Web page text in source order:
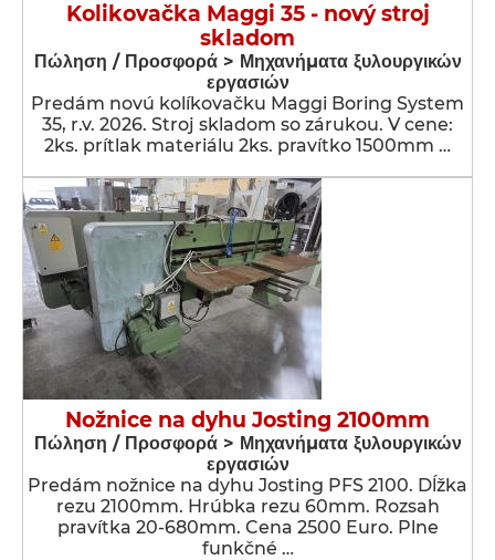
Kolikovačka Maggi 35 - nový stroj
skladom
Πώληση / Προσφορά > Μηχανήματα ξυλουργικών
εργασιών
Predám novú kolíkovačku Maggi Boring System
35, r.v. 2026. Stroj skladom so zárukou. V cene:
2ks. prítlak materiálu 2ks. pravítko 1500mm …
Nožnice na dyhu Josting 2100mm
Πώληση / Προσφορά > Μηχανήματα ξυλουργικών
εργασιών
Predám nožnice na dyhu Josting PFS 2100. Dĺžka
rezu 2100mm. Hrúbka rezu 60mm. Rozsah
pravítka 20-680mm. Cena 2500 Euro. Plne
funkčné …